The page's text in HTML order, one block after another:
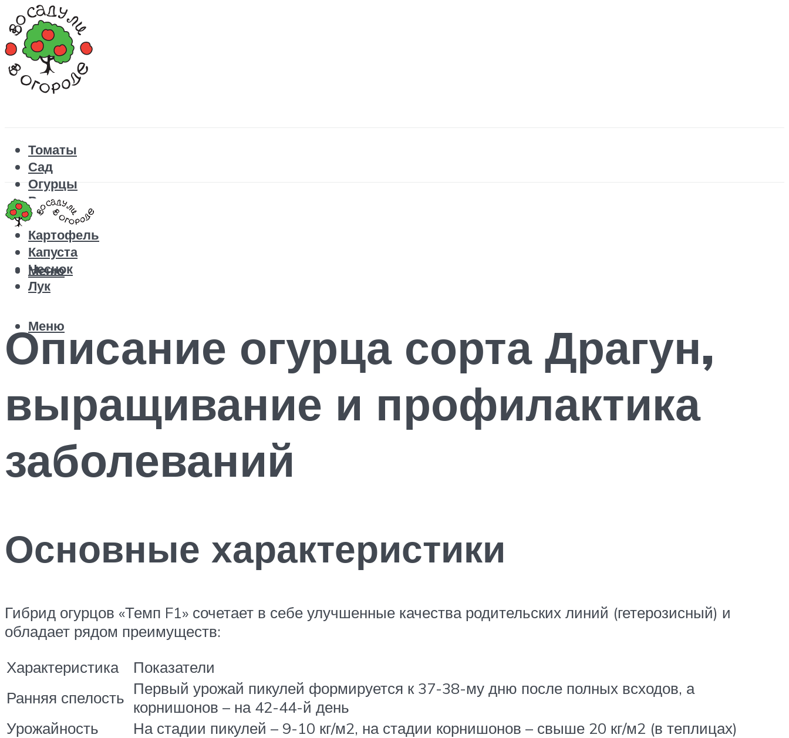
Томаты
Сад
Огурцы
Рецепты
Перец
Картофель
Капуста
Чеснок
Лук
Меню
Меню
Описание огурца сорта Драгун,
выращивание и профилактика
заболеваний
Основные характеристики
Гибрид огурцов «Темп F1» сочетает в себе улучшенные качества родительских линий (гетерозисный) и
обладает рядом преимуществ:
Характеристика
Показатели
Ранняя спелость Первый урожай пикулей формируется к 37-38-му дню после полных всходов, а
корнишонов – на 42-44-й день
Урожайность
На стадии пикулей – 9-10 кг/м2, на стадии корнишонов – свыше 20 кг/м2 (в теплицах)